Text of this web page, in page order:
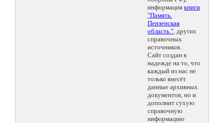
информация книги
"Память.
Пензенская
область.", других
справочных
источников.
Сайт создан в
надежде на то, что
каждый из нас не
только внесёт
данные архивных
документов, но и
дополнит сухую
справочную
информацию